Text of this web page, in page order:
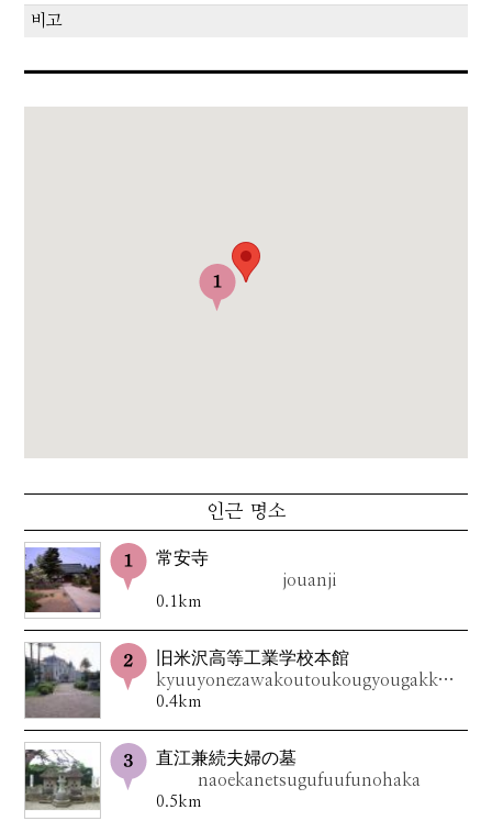
비고
인근 명소
常安寺
jouanji
0.1km
旧米沢高等工業学校本館
kyuuyonezawakoutoukougyougakkouhonkan
0.4km
直江兼続夫婦の墓
naoekanetsugufuufunohaka
0.5km